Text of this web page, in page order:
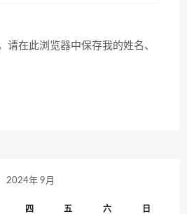
请在此浏览器中保存我的姓名、
2024年 9月
四 五 六 日